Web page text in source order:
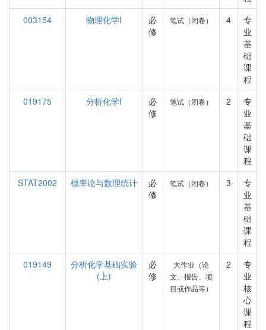
003154
物理化学I
必
修
笔试（闭卷） 4
专
业
基
础
课
程
019175
分析化学I
必
修
笔试（闭卷） 2
专
业
基
础
课
程
STAT2002
概率论与数理统计
必
修
笔试（闭卷） 3
专
业
基
础
课
程
019149
分析化学基础实验
(上)
必
修
大作业（论
文、报告、项
目或作品等）
2
专
业
核
心
课
程